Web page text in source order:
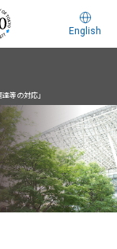
English
等の対応」